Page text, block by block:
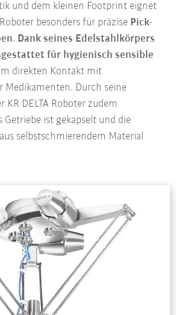
und dem kleinen Footprint eignet
besonders für präzise Pick-
. Dank seines Edelstahlkörpers
für hygienisch sensible
direkten Kontakt mit
Medikamenten. Durch seine
DELTA Roboter zudem
Getriebe ist gekapselt und die
selbstschmierendem Material